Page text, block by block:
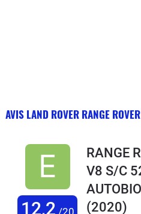
AVIS LAND ROVER RANGE
12,2 /20
RANGE
V8 S/C
(2020)